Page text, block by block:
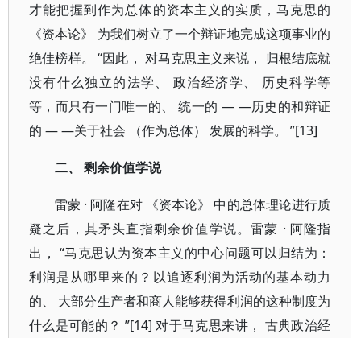
才能把握到作为总体的资本主义的实质，马克思的
《资本论》 为我们树立了一个辩证地完成这项事业的
绝佳榜样。 “因此， 对马克思主义来说， 归根结底就
没有什么独立的法学、 政治经济学、 历史科学等
等，而只有一门唯一的、 统一的 — —历史的和辩证
的 — —关于社会 （作为总体） 发展的科学。 ”[13]
二、 剩余价值学说
雷蒙 · 阿隆在对 《资本论》 中的总体理论进行质
疑之后，其矛头直指剩余价值学说。雷蒙 · 阿隆指
出， “马克思认为资本主义的中心问题可以归结为：
利润是从哪里来的？以追逐利润为活动的基本动力
的、 大部分生产者和商人能够获得利润的这种制度为
什么是可能的？ ”[14] 对于马克思来讲， 古典政治经